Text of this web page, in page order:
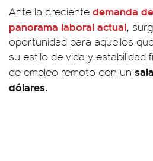
Ante la creciente demanda
panorama laboral actual,
oportunidad para aquellos
su estilo de vida y estabilidad
de empleo remoto con un
dólares.